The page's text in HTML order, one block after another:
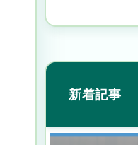
新着記事